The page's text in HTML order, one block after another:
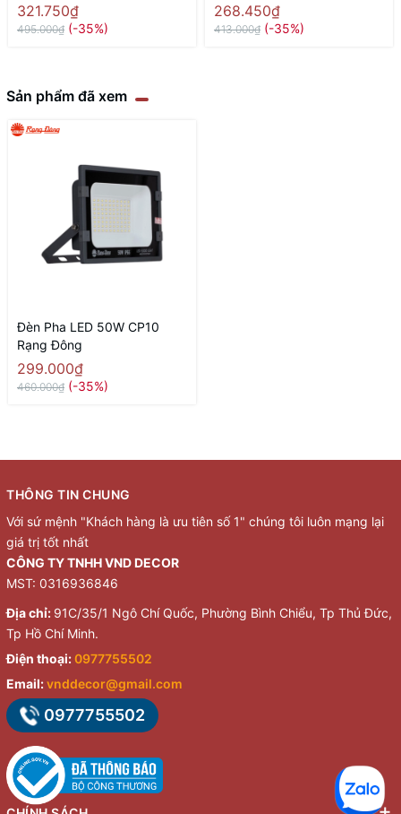
321.750₫
495.000₫ (-35%)
268.450₫
413.000₫ (-35%)
Sản phẩm đã xem
Đèn Pha LED 50W CP10
Rạng Đông
299.000₫
460.000₫ (-35%)
THÔNG TIN CHUNG
Với sứ mệnh "Khách hàng là ưu tiên số 1" chúng tôi luôn mạng lại
giá trị tốt nhất
CÔNG TY TNHH VND DECOR
MST: 0316936846
Địa chỉ: 91C/35/1 Ngô Chí Quốc, Phường Bình Chiểu, Tp Thủ Đức,
Tp Hồ Chí Minh.
Điện thoại: 0977755502
Email:vnddecor@gmail.com
0977755502